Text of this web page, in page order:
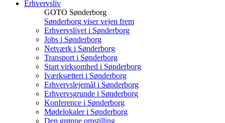
Erhvervsliv
GOTO Sønderborg
Sønderborg viser vejen frem
Erhvervslivet i Sønderborg
Jobs i Sønderborg
Netværk i Sønderborg
Transport i Sønderborg
Start virksomhed i Sønderborg
Iværksætteri i Sønderborg
Erhvervslejemål i Sønderborg
Erhvervsgrunde i Sønderborg
Konference i Sønderborg
Mødelokaler i Sønderborg
Den grønne omstilling